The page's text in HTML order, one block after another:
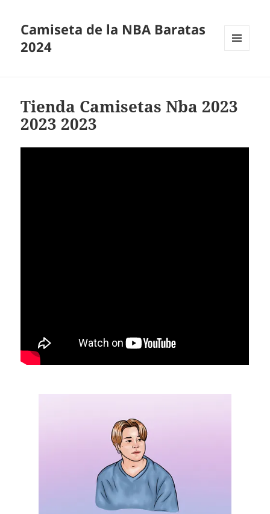
Camiseta de la NBA Baratas
2024
Tienda Camisetas Nba 2023
2023 2023